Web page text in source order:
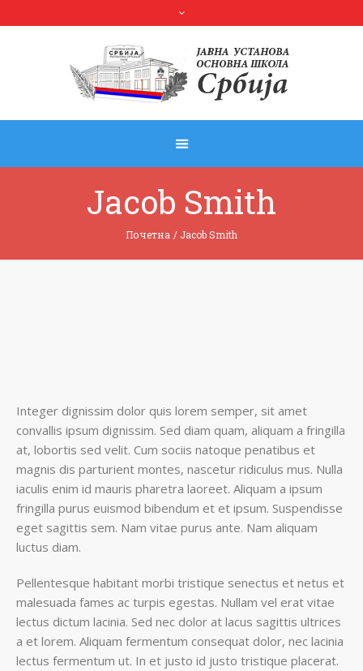
Jacob Smith
Почетна / Jacob Smith
Integer dignissim dolor quis lorem semper, sit amet
convallis ipsum dignissim. Sed diam quam, aliquam a fringilla
at, lobortis sed velit. Cum sociis natoque penatibus et
magnis dis parturient montes, nascetur ridiculus mus. Nulla
iaculis enim id mauris pharetra laoreet. Aliquam a ipsum
fringilla purus euismod bibendum et et ipsum. Suspendisse
eget sagittis sem. Nam vitae purus ante. Nam aliquam
luctus diam.
Pellentesque habitant morbi tristique senectus et netus et
malesuada fames ac turpis egestas. Nullam vel erat vitae
lectus dictum lacinia. Sed nec dolor at lacus sagittis ultrices
a et lorem. Aliquam fermentum consequat dolor, nec lacinia
lectus fermentum ut. In et justo id justo tristique placerat.